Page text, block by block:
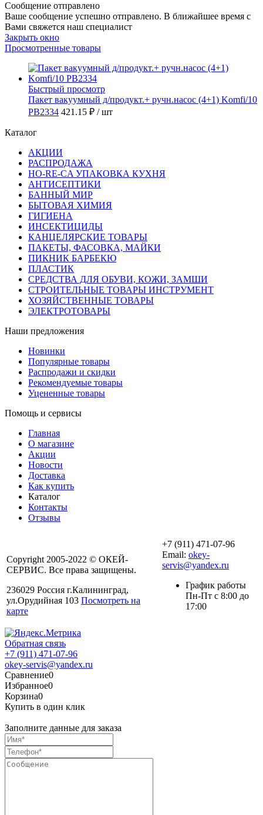
Сообщение отправлено
Ваше сообщение успешно отправлено. В ближайшее время с
Вами свяжется наш специалист
Закрыть окно
Просмотренные товары
Быстрый просмотр
Пакет вакуумный д/продукт.+ ручн.насос (4+1) Komfi/10
PB2334 421.15 ₽ / шт
Каталог
АКЦИИ
РАСПРОДАЖА
HO-RE-CA УПАКОВКА КУХНЯ
АНТИСЕПТИКИ
БАННЫЙ МИР
БЫТОВАЯ ХИМИЯ
ГИГИЕНА
ИНСЕКТИЦИДЫ
КАНЦЕЛЯРСКИЕ ТОВАРЫ
ПАКЕТЫ, ФАСОВКА, МАЙКИ
ПИКНИК БАРБЕКЮ
ПЛАСТИК
СРЕДСТВА ДЛЯ ОБУВИ, КОЖИ, ЗАМШИ
СТРОИТЕЛЬНЫЕ ТОВАРЫ ИНСТРУМЕНТ
ХОЗЯЙСТВЕННЫЕ ТОВАРЫ
ЭЛЕКТРОТОВАРЫ
Наши предложения
Новинки
Популярные товары
Распродажи и скидки
Рекомендуемые товары
Уцененные товары
Помощь и сервисы
Главная
О магазине
Акции
Новости
Доставка
Как купить
Каталог
Контакты
Отзывы
Copyright 2005-2022 © ОКЕЙ-
СЕРВИС. Все права защищены.
236029 Россия г.Калининград,
ул.Орудийная 103 Посмотреть на
карте
+7 (911) 471-07-96
Email: okey-
servis@yandex.ru
График работы
Пн-Пт с 8:00 до
17:00
Обратная связь
+7 (911) 471-07-96
okey-servis@yandex.ru
Сравнение0
Избранное0
Корзина0
Купить в один клик
Заполните данные для заказа